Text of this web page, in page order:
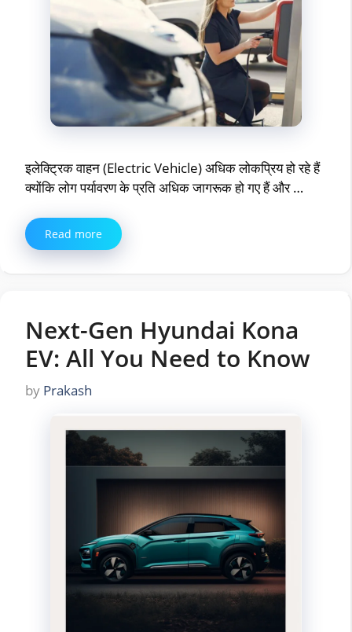
इलेक्ट्रिक वाहन (Electric Vehicle) अधिक लोकप्रिय हो रहे हैं
क्योंकि लोग पर्यावरण के प्रति अधिक जागरूक हो गए हैं और …
Read more
Next-Gen Hyundai Kona
EV: All You Need to Know
by Prakash